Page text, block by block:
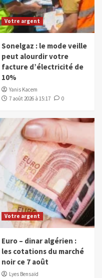
Votre argent
Sonelgaz : le mode veille
peut alourdir votre
facture d’électricité de
10%
Yanis Kacem
7 août 2026 à 15:17
0
Votre argent
Euro – dinar algérien :
les cotations du marché
noir ce 7 août
Lyes Bensaïd